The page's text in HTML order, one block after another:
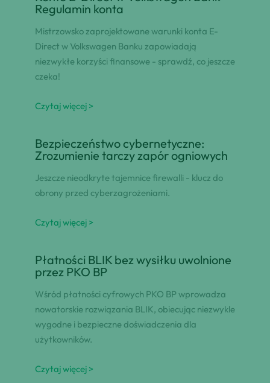
Regulamin konta
Mistrzowsko zaprojektowane warunki konta E-
Direct w Volkswagen Banku zapowiadają
niezwykłe korzyści finansowe - sprawdź, co jeszcze
czeka!
Czytaj więcej >
Bezpieczeństwo cybernetyczne:
Zrozumienie tarczy zapór ogniowych
Jeszcze nieodkryte tajemnice firewalli - klucz do
obrony przed cyberzagrożeniami.
Czytaj więcej >
Płatności BLIK bez wysiłku uwolnione
przez PKO BP
Wśród płatności cyfrowych PKO BP wprowadza
nowatorskie rozwiązania BLIK, obiecując niezwykle
wygodne i bezpieczne doświadczenia dla
użytkowników.
Czytaj więcej >